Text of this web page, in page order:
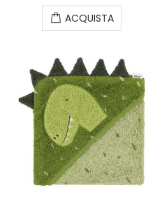
ACQUISTA